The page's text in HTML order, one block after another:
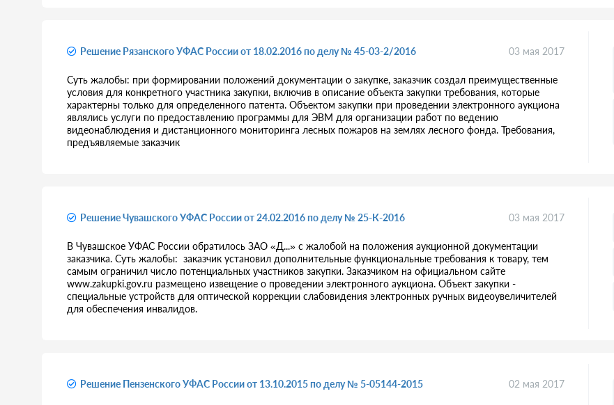
Решение Рязанского УФАС России от 18.02.2016 по делу № 45-03-2/2016 03 мая 2017
Суть жалобы: при формировании положений документации о закупке, заказчик создал преимущественные
условия для конкретного участника закупки, включив в описание объекта закупки требования, которые
характерны только для определенного патента. Объектом закупки при проведении электронного аукциона
являлись услуги по предоставлению программы для ЭВМ для организации работ по ведению
видеонаблюдения и дистанционного мониторинга лесных пожаров на землях лесного фонда. Требования,
предъявляемые заказчик
Решение Чувашского УФАС России от 24.02.2016 по делу № 25-К-2016 03 мая 2017
В Чувашское УФАС России обратилось ЗАО «Д...» с жалобой на положения аукционной документации
заказчика. Суть жалобы: заказчик установил дополнительные функциональные требования к товару, тем
самым ограничил число потенциальных участников закупки. Заказчиком на официальном сайте
www.zakupki.gov.ru размещено извещение о проведении электронного аукциона. Объект закупки -
специальные устройств для оптической коррекции слабовидения электронных ручных видеоувеличителей
для обеспечения инвалидов.
Решение Пензенского УФАС России от 13.10.2015 по делу № 5-05144-2015 02 мая 2017